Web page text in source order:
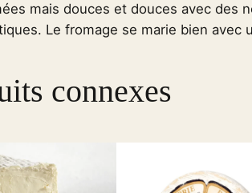
mais douces et douces avec des
Le fromage se marie bien avec
connexes